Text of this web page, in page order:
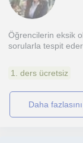
Öğrencilerin eksik
sorularla tespit
1. ders ücretsiz
daha